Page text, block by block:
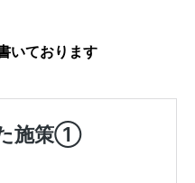
いております